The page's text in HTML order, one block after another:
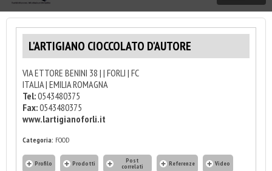
L'ARTIGIANO CIOCCOLATO D'AUTORE
VIA ETTORE BENINI 38 | | FORLI | FC
ITALIA | EMILIA ROMAGNA
Tel:0543480375
Fax:0543480375
www.lartigianoforli.it
Categoria: FOOD
Profilo Prodotti Post
correlati Referenze Video